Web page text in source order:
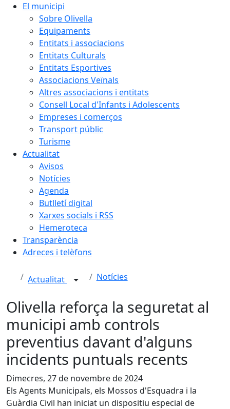
El municipi
Sobre Olivella
Equipaments
Entitats i associacions
Entitats Culturals
Entitats Esportives
Associacions Veïnals
Altres associacions i entitats
Consell Local d'Infants i Adolescents
Empreses i comerços
Transport públic
Turisme
Actualitat
Avisos
Notícies
Agenda
Butlletí digital
Xarxes socials i RSS
Hemeroteca
Transparència
Adreces i telèfons
Actualitat Notícies
Olivella reforça la seguretat al
municipi amb controls
preventius davant d'alguns
incidents puntuals recents
Dimecres, 27 de novembre de 2024
Els Agents Municipals, els Mossos d'Esquadra i la
Guàrdia Civil han iniciat un dispositiu especial de